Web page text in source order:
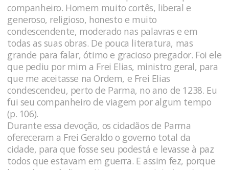
companheiro. Homem muito cortês, liberal e
generoso, religioso, honesto e muito
condescendente, moderado nas palavras e em
todas as suas obras. De pouca literatura, mas
grande para falar, ótimo e gracioso pregador. Foi ele
que pediu por mim a Frei Elias, ministro geral, para
que me aceitasse na Ordem, e Frei Elias
condescendeu, perto de Parma, no ano de 1238. Eu
fui seu companheiro de viagem por algum tempo
(p. 106).
Durante essa devoção, os cidadãos de Parma
ofereceram a Frei Geraldo o governo total da
cidade, para que fosse seu podestá e levasse à paz
todos que estavam em guerra. E assim fez, porque